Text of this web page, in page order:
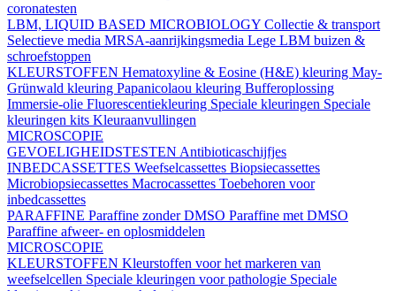
coronatesten
LBM, LIQUID BASED MICROBIOLOGY Collectie & transport
Selectieve media MRSA-aanrijkingsmedia Lege LBM buizen &
schroefstoppen
KLEURSTOFFEN Hematoxyline & Eosine (H&E) kleuring May-
Grünwald kleuring Papanicolaou kleuring Bufferoplossing
Immersie-olie Fluorescentiekleuring Speciale kleuringen Speciale
kleuringen kits Kleuraanvullingen
MICROSCOPIE
GEVOELIGHEIDSTESTEN Antibioticaschijfjes
INBEDCASSETTES Weefselcassettes Biopsiecassettes
Microbiopsiecassettes Macrocassettes Toebehoren voor
inbedcassettes
PARAFFINE Paraffine zonder DMSO Paraffine met DMSO
Paraffine afweer- en oplosmiddelen
MICROSCOPIE
KLEURSTOFFEN Kleurstoffen voor het markeren van
weefselcellen Speciale kleuringen voor pathologie Speciale